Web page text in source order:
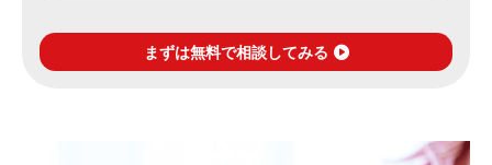
まずは無料で相談してみる